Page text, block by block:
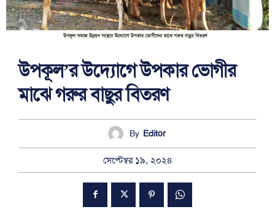
উপকূল’র উদ্যোগে উপকার ভোগীর
মাঝে গরুর বাছুর বিতরণ
By Editor
সেপ্টেম্বর ১৯, ২০২৪